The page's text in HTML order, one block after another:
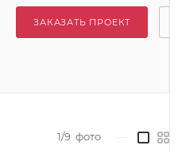
ЗАКАЗАТЬ ПРОЕКТ
1/9 фото